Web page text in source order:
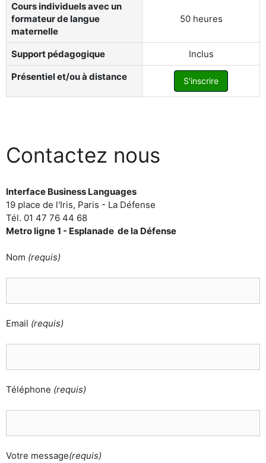
Cours individuels avec un
formateur de langue
maternelle
50 heures
Support pédagogique
Inclus
Présentiel et/ou à distance
S'inscrire
Contactez nous
Interface Business Languages
19 place de l'Iris, Paris - La Défense
Tél. 01 47 76 44 68
Metro ligne 1 - Esplanade de la Défense
Nom (requis)
Email (requis)
Téléphone (requis)
Votre message(requis)